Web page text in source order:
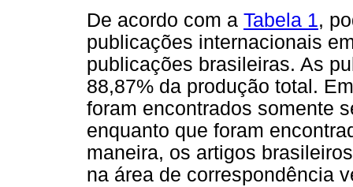
De acordo com a Tabela 1,
publicações internacionais
publicações brasileiras. As
88,87% da produção total.
foram encontrados somente
enquanto que foram
maneira, os artigos
na área de correspondência